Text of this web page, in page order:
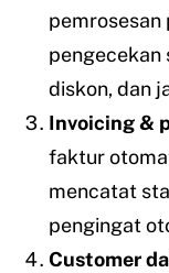
pemrosesan
pengecekan
diskon, dan
Invoicing &
faktur
mencatat
pengingat
Customer